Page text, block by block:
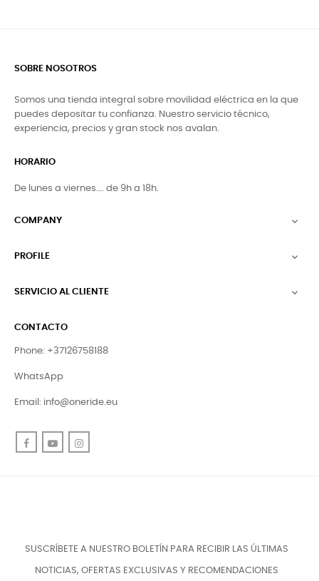
SOBRE NOSOTROS
Somos una tienda integral sobre movilidad eléctrica en la que
puedes depositar tu confianza. Nuestro servicio técnico,
experiencia, precios y gran stock nos avalan.
HORARIO
De lunes a viernes…. de 9h a 18h.
COMPANY 
PROFILE 
SERVICIO AL CLIENTE 
CONTACTO
Phone: +37126758188
WhatsApp
Email: info@oneride.eu
FacebookYouTube
SUSCRÍBETE A NUESTRO BOLETÍN PARA RECIBIR LAS ÚLTIMAS
NOTICIAS, OFERTAS EXCLUSIVAS Y RECOMENDACIONES